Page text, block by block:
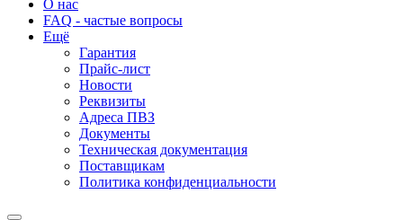
О нас
FAQ - частые вопросы
Ещё
Гарантия
Прайс-лист
Новости
Реквизиты
Адреса ПВЗ
Документы
Техническая документация
Поставщикам
Политика конфиденциальности